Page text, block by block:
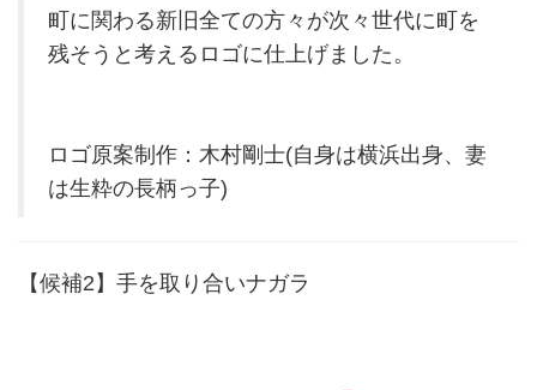
町に関わる新旧全ての方々が次々世代に町を
残そうと考えるロゴに仕上げました。
ロゴ原案制作：木村剛士(自身は横浜出身、妻
は生粋の長柄っ子)
【候補2】手を取り合いナガラ